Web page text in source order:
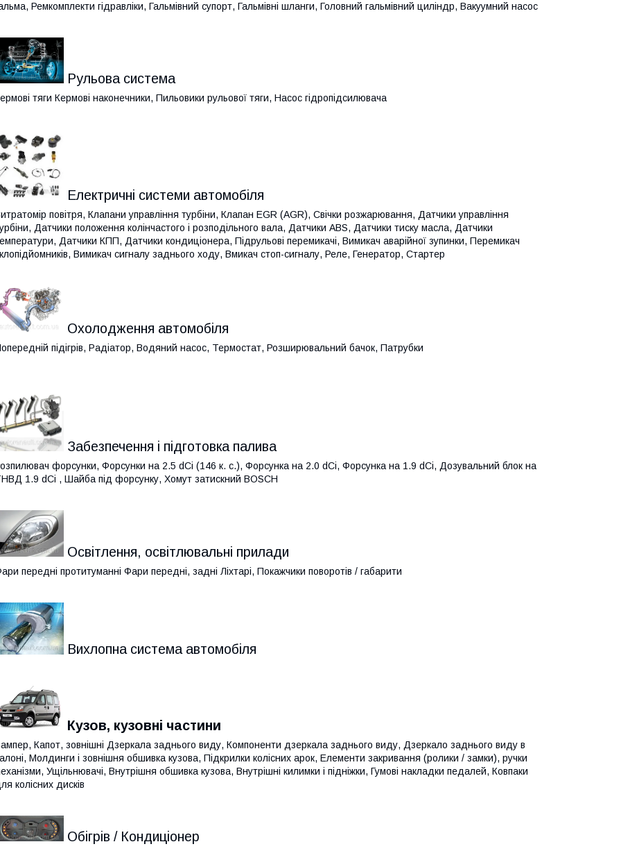
Ремкомплекти гідравліки, Гальмівний супорт, Гальмівні шланги, Головний гальмівний циліндр, Вакуумний насос
Рульова система
тяги Кермові наконечники, Пильовики рульової тяги, Насос гідропідсилювача
Електричні системи автомобіля
повітря, Клапани управління турбіни, Клапан EGR (AGR), Свічки розжарювання, Датчики управління
Датчики положення колінчастого і розподільного вала, Датчики ABS, Датчики тиску масла, Датчики
Датчики КПП, Датчики кондиціонера, Підрульові перемикачі, Вимикач аварійної зупинки, Перемикач
Вимикач сигналу заднього ходу, Вмикач стоп-сигналу, Реле, Генератор, Стартер
Охолодження автомобіля
підігрів, Радіатор, Водяний насос, Термостат, Розширювальний бачок, Патрубки
Забезпечення і підготовка палива
форсунки, Форсунки на 2.5 dCi (146 к. с.), Форсунка на 2.0 dCi, Форсунка на 1.9 dCi, Дозувальний блок на
1.9 dCi , Шайба під форсунку, Хомут затискний BOSCH
Освітлення, освітлювальні прилади
передні протитуманні Фари передні, задні Ліхтарі, Покажчики поворотів / габарити
Вихлопна система автомобіля
Кузов, кузовні частини
Капот, зовнішні Дзеркала заднього виду, Компоненти дзеркала заднього виду, Дзеркало заднього виду в
Молдинги і зовнішня обшивка кузова, Підкрилки колісних арок, Елементи закривання (ролики / замки), ручки
Ущільнювачі, Внутрішня обшивка кузова, Внутрішні килимки і підніжки, Гумові накладки педалей, Ковпаки
колісних дисків
Обігрів / Кондиціонер